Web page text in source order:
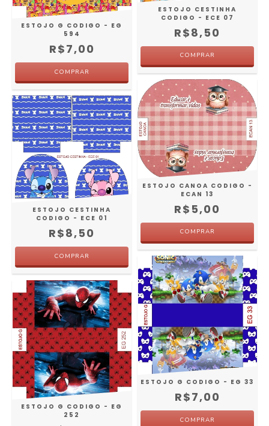
ESTOJO G CODIGO - EG
594
R$7,00
ESTOJO CESTINHA
CODIGO - ECE 07
R$8,50
ESTOJO CESTINHA
CODIGO - ECE 01
R$8,50
ESTOJO CANOA CODIGO -
ECAN 13
R$5,00
ESTOJO G CODIGO - EG
252
ESTOJO G CODIGO - EG 33
R$7,00